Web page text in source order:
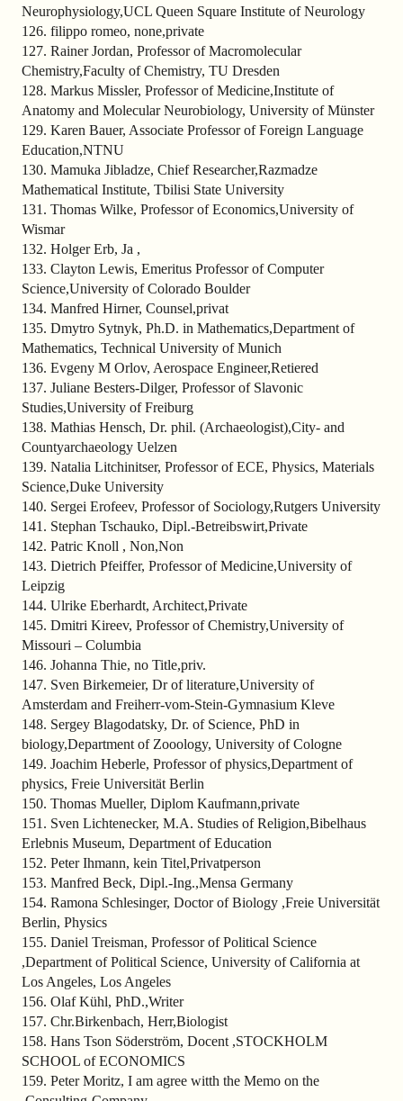
Neurophysiology,UCL Queen Square Institute of Neurology
126. filippo romeo, none,private
127. Rainer Jordan, Professor of Macromolecular
Chemistry,Faculty of Chemistry, TU Dresden
128. Markus Missler, Professor of Medicine,Institute of
Anatomy and Molecular Neurobiology, University of Münster
129. Karen Bauer, Associate Professor of Foreign Language
Education,NTNU
130. Mamuka Jibladze, Chief Researcher,Razmadze
Mathematical Institute, Tbilisi State University
131. Thomas Wilke, Professor of Economics,University of
Wismar
132. Holger Erb, Ja ,
133. Clayton Lewis, Emeritus Professor of Computer
Science,University of Colorado Boulder
134. Manfred Hirner, Counsel,privat
135. Dmytro Sytnyk, Ph.D. in Mathematics,Department of
Mathematics, Technical University of Munich
136. Evgeny M Orlov, Aerospace Engineer,Retiered
137. Juliane Besters-Dilger, Professor of Slavonic
Studies,University of Freiburg
138. Mathias Hensch, Dr. phil. (Archaeologist),City- and
Countyarchaeology Uelzen
139. Natalia Litchinitser, Professor of ECE, Physics, Materials
Science,Duke University
140. Sergei Erofeev, Professor of Sociology,Rutgers University
141. Stephan Tschauko, Dipl.-Betreibswirt,Private
142. Patric Knoll , Non,Non
143. Dietrich Pfeiffer, Professor of Medicine,University of
Leipzig
144. Ulrike Eberhardt, Architect,Private
145. Dmitri Kireev, Professor of Chemistry,University of
Missouri – Columbia
146. Johanna Thie, no Title,priv.
147. Sven Birkemeier, Dr of literature,University of
Amsterdam and Freiherr-vom-Stein-Gymnasium Kleve
148. Sergey Blagodatsky, Dr. of Science, PhD in
biology,Department of Zooology, University of Cologne
149. Joachim Heberle, Professor of physics,Department of
physics, Freie Universität Berlin
150. Thomas Mueller, Diplom Kaufmann,private
151. Sven Lichtenecker, M.A. Studies of Religion,Bibelhaus
Erlebnis Museum, Department of Education
152. Peter Ihmann, kein Titel,Privatperson
153. Manfred Beck, Dipl.-Ing.,Mensa Germany
154. Ramona Schlesinger, Doctor of Biology ,Freie Universität
Berlin, Physics
155. Daniel Treisman, Professor of Political Science
,Department of Political Science, University of California at
Los Angeles, Los Angeles
156. Olaf Kühl, PhD.,Writer
157. Chr.Birkenbach, Herr,Biologist
158. Hans Tson Söderström, Docent ,STOCKHOLM
SCHOOL of ECONOMICS
159. Peter Moritz, I am agree witth the Memo on the